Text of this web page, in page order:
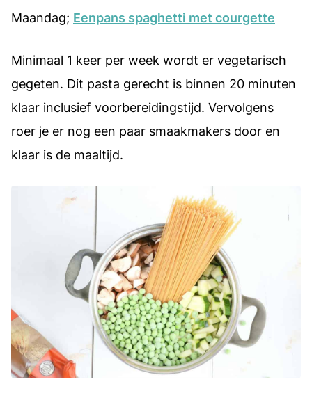
Maandag; Eenpans spaghetti met courgette
Minimaal 1 keer per week wordt er vegetarisch
gegeten. Dit pasta gerecht is binnen 20 minuten
klaar inclusief voorbereidingstijd. Vervolgens
roer je er nog een paar smaakmakers door en
klaar is de maaltijd.